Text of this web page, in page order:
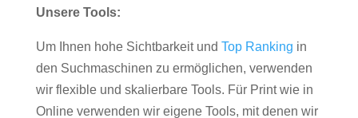
Unsere Tools:
Um Ihnen hohe Sichtbarkeit und Top Ranking in
den Suchmaschinen zu ermöglichen, verwenden
wir flexible und skalierbare Tools. Für Print wie in
Online verwenden wir eigene Tools, mit denen wir